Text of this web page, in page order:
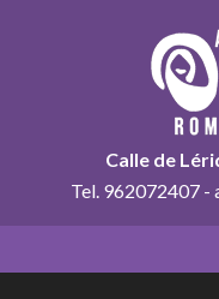
Calle de
Tel. 962072407 -